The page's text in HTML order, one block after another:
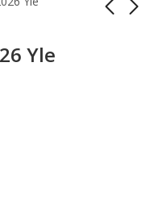
Yle
Coincard Finlandia
2 Euro